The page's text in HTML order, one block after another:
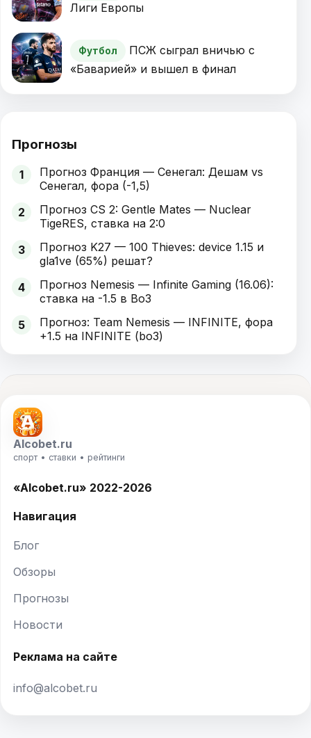
Лиги Европы
Футбол
ПСЖ сыграл вничью с
«Баварией» и вышел в финал
Прогнозы
1
Прогноз Франция — Сенегал: Дешам vs
Сенегал, фора (-1,5)
2
Прогноз CS 2: Gentle Mates — Nuclear
TigeRES, ставка на 2:0
3
Прогноз K27 — 100 Thieves: device 1.15 и
gla1ve (65%) решат?
4
Прогноз Nemesis — Infinite Gaming (16.06):
ставка на -1.5 в Bo3
5
Прогноз: Team Nemesis — INFINITE, фора
+1.5 на INFINITE (bo3)
Alcobet.ru
спорт • ставки • рейтинги
«Alcobet.ru» 2022-2026
Навигация
Блог
Обзоры
Прогнозы
Новости
Реклама на сайте
info@alcobet.ru